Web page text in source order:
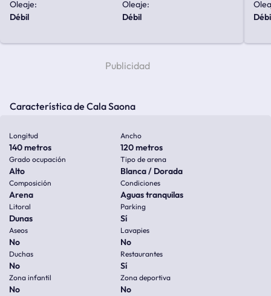
Oleaje:
débil
Oleaje:
débil
Característica de Cala Saona
Longitud
140 metros
Ancho
120 metros
Grado ocupación
Alto
Tipo de arena
Blanca / Dorada
Composición
Arena
Condiciones
Aguas tranquilas
Litoral
Dunas
Parking
Sí
Aseos
No
Lavapies
No
Duchas
No
Restaurantes
Sí
Zona infantil
No
Zona deportiva
No